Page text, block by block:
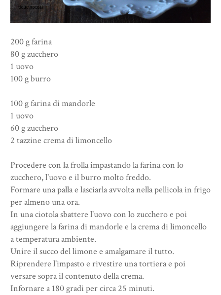
200 g farina
80 g zucchero
1 uovo
100 g burro
100 g farina di mandorle
1 uovo
60 g zucchero
2 tazzine crema di limoncello
Procedere con la frolla impastando la farina con lo
zucchero, l'uovo e il burro molto freddo.
Formare una palla e lasciarla avvolta nella pellicola in frigo
per almeno una ora.
In una ciotola sbattere l'uovo con lo zucchero e poi
aggiungere la farina di mandorle e la crema di limoncello
a temperatura ambiente.
Unire il succo del limone e amalgamare il tutto.
Riprendere l'impasto e rivestire una tortiera e poi
versare sopra il contenuto della crema.
Infornare a 180 gradi per circa 25 minuti.